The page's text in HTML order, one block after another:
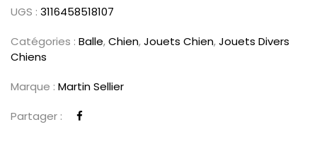
UGS : 3116458518107
Catégories : Balle,Chien,Jouets Chien,Jouets Divers
Chiens
Marque : Martin Sellier
Partager :